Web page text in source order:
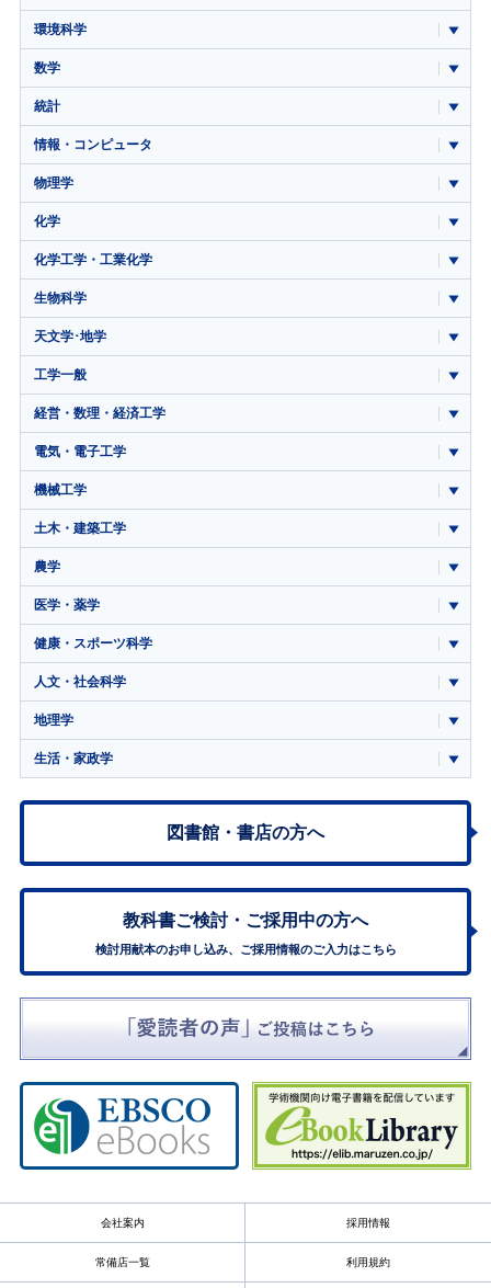
環境科学
数学
統計
情報・コンピュータ
物理学
化学
化学工学・工業化学
生物科学
天文学･地学
工学一般
経営・数理・経済工学
電気・電子工学
機械工学
土木・建築工学
農学
医学・薬学
健康・スポーツ科学
人文・社会科学
地理学
生活・家政学
図書館・書店の方へ
教科書ご検討・ ご採用中の方へ
検討用献本のお申し込み、ご採用情報のご入力はこちら
会社案内 採用情報
常備店一覧 利用規約